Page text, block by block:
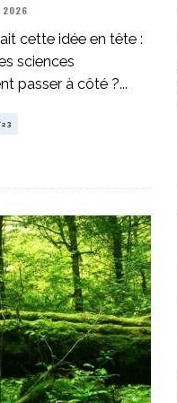
2026
cette idée en tête :
sciences
passer à côté ?...